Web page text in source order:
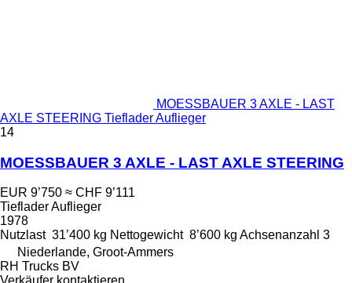
MOESSBAUER 3 AXLE - LAST
AXLE STEERING Tieflader Auflieger
14
MOESSBAUER 3 AXLE - LAST AXLE STEERING
EUR 9’750 ≈ CHF 9’111
Tieflader Auflieger
1978
Nutzlast 31’400 kg Nettogewicht 8’600 kg Achsenanzahl 3
Niederlande, Groot-Ammers
RH Trucks BV